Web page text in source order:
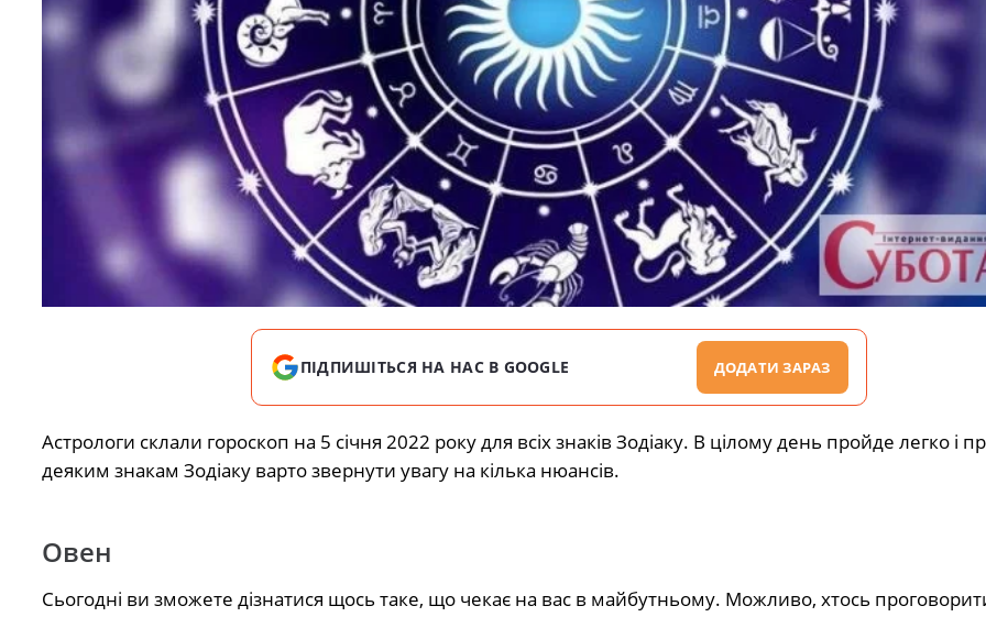
ПІДПИШІТЬСЯ НА НАС В GOOGLE ДОДАТИ ЗАРАЗ
Астрологи склали гороскоп на 5 січня 2022 року для всіх знаків Зодіаку. В цілому день пройде легко і
деяким знакам Зодіаку варто звернути увагу на кілька нюансів.
Овен
Сьогодні ви зможете дізнатися щось таке, що чекає на вас в майбутньому. Можливо, хтось